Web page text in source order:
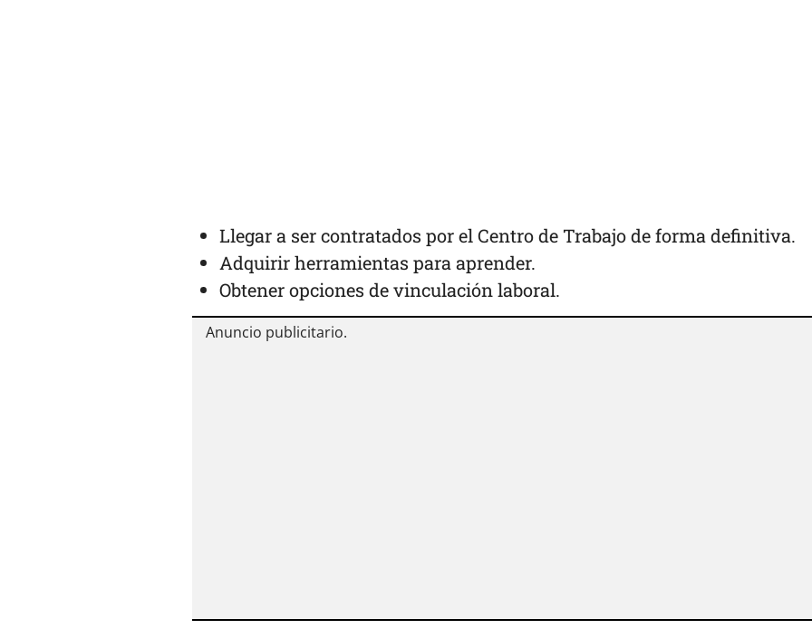
Llegar a ser contratados por el Centro de Trabajo de forma definitiva.
Adquirir herramientas para aprender.
Obtener opciones de vinculación laboral.